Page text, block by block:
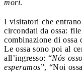
mori.
I visitatori che
circondati da ossa:
combinazione di ossa
Le ossa sono poi al
all’ingresso: “Nós
esperamos”, “Noi